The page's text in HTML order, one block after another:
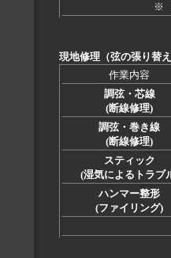
※
現地修理（弦の張り替え
作業内容
調弦・芯線
(断線修理)
調弦・巻き線
(断線修理)
スティック
(湿気によるトラブ
ハンマー整形
(ファイリング)